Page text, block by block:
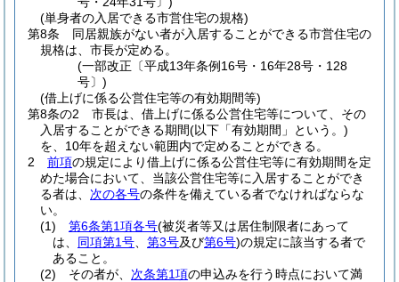
(単身者の入居できる市営住宅の規格)
第8条
同居親族がない者が入居することができる市営住宅の
規格は、市長が定める。
(一部改正〔平成13年条例16号・16年28号・128
号〕)
(借上げに係る公営住宅等の有効期間等)
第8条の2
市長は、借上げに係る公営住宅等について、その
入居することができる期間(以下「有効期間」という。)
を、10年を超えない範囲内で定めることができる。
2
前項の規定により借上げに係る公営住宅等に有効期間を定
めた場合において、当該公営住宅等に入居することができ
る者は、 次の各号の条件を備えている者でなければならな
い。
(1)
第6条第1項各号(被災者等又は居住制限者にあって
は、 同項第1号 第3号及び第6号)の規定に該当する者で
あること。
(2)
その者が、 次条第1項の申込みを行う時点において満